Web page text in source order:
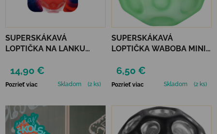
SUPERSKÁKAVÁ
LOPTIČKA NA LANKU
BOUNCEBACK x
MOONSHINE - RED
14,90 €
Pozrieť viac Skladom (2 ks)
SUPERSKÁKAVÁ
LOPTIČKA WABOBA MINI
6,50 €
Pozrieť viac Skladom (2 ks)